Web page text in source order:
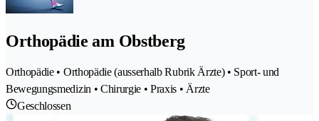
Orthopädie am Obstberg
Orthopädie • Orthopädie (ausserhalb Rubrik Ärzte) • Sport- und
Bewegungsmedizin • Chirurgie • Praxis • Ärzte
Geschlossen